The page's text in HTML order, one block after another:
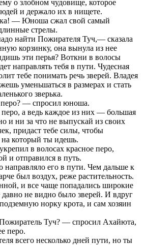
о злобном чудовище, которое
и держало их в нищете.
— Юноша сжал свой самый
стрелы.
найти Пожирателя Туч,— сказала
корзинку, она вынула из нее
эти перья? Воткни в волосы
направлять тебя в пути. Чудесная
тебе понимать речь зверей. Владея
уменьшаться в размерах и стать
зверька.
— спросил юноша.
а ведь каждое из них — большая
и ни за что не выпускай из своих
придаст тебе силы, чтобы
на который ты идешь.
в волосах красное перо,
и отправился в путь.
направляло его в пути. Чем дальше к
был воздух, реже растительность.
и все чаще попадались широкие
не видно было зверей. И вдруг
норку крота, и сам хозяин
Туч? — спросил Ахайюта,
перо.
всего несколько дней пути, но ты